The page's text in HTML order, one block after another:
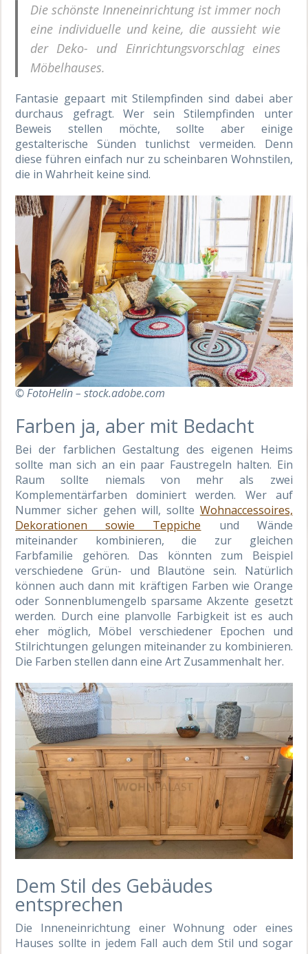
Die schönste Inneneinrichtung ist immer noch
eine individuelle und keine, die aussieht wie
der Deko- und Einrichtungsvorschlag eines
Möbelhauses.
Fantasie gepaart mit Stilempfinden sind dabei aber
durchaus gefragt. Wer sein Stilempfinden unter
Beweis stellen möchte, sollte aber einige
gestalterische Sünden tunlichst vermeiden. Denn
diese führen einfach nur zu scheinbaren Wohnstilen,
die in Wahrheit keine sind.
© FotoHelin – stock.adobe.com
Farben ja, aber mit Bedacht
Bei der farblichen Gestaltung des eigenen Heims
sollte man sich an ein paar Faustregeln halten. Ein
Raum sollte niemals von mehr als zwei
Komplementärfarben dominiert werden. Wer auf
Nummer sicher gehen will, sollte Wohnaccessoires,
Dekorationen sowie Teppiche und Wände
miteinander kombinieren, die zur gleichen
Farbfamilie gehören. Das könnten zum Beispiel
verschiedene Grün- und Blautöne sein. Natürlich
können auch dann mit kräftigen Farben wie Orange
oder Sonnenblumengelb sparsame Akzente gesetzt
werden. Durch eine planvolle Farbigkeit ist es auch
eher möglich, Möbel verschiedener Epochen und
Stilrichtungen gelungen miteinander zu kombinieren.
Die Farben stellen dann eine Art Zusammenhalt her.
Dem Stil des Gebäudes
entsprechen
Die Inneneinrichtung einer Wohnung oder eines
Hauses sollte in jedem Fall auch dem Stil und sogar